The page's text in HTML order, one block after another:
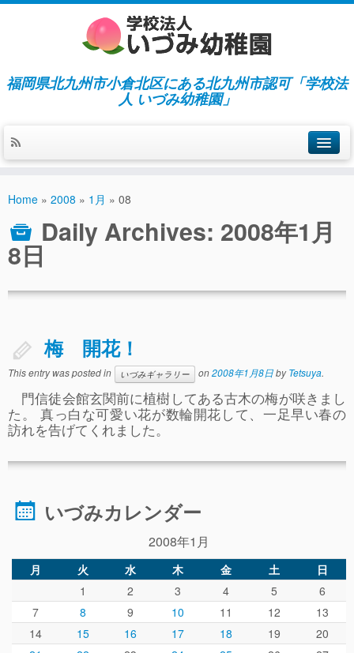
福岡県北九州市小倉北区にある北九州市認可「学校法
人 いづみ幼稚園」
施設紹介
通園について
事故や怪我について
卒園児進路
お知らせ
給食日記
2歳児クラス(ももたろうクラブ)
募集概要(2歳児クラス)
保育料について
入会してから
園生活ブログ(2歳児クラス)
Home » 2008 » 1月 » 08
Daily Archives: 2008年1月
8日
梅 開花！
This entry was posted in いづみギャラリー on2008年1月8日byTetsuya.
門信徒会館玄関前に植樹してある古木の梅が咲きまし
た。 真っ白な可愛い花が数輪開花して、一足早い春の
訪れを告げてくれました。
いづみカレンダー
2008年1月
月 火 水 木 金 土 日
1 2 3 4 5
6
7
8 9 10 11 12
13
14
15 16 17 18 19
20